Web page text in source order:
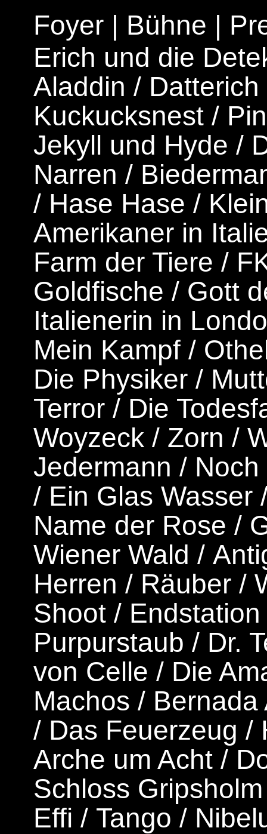
Foyer | Bühne |
Erich und die
Aladdin / Datterich
Kuckucksnest /
Jekyll und Hyde /
Narren/
/ Hase Hase /
Amerikaner in
Farm der Tiere /
Goldfische / Gott
Italienerin in
Mein Kampf /
Die Physiker /
Terror / Die
Woyzeck / Zorn /
Jedermann /
/ Ein Glas Wasser
Name der Rose /
Wiener Wald /
Herren / Räuber /
Shoot / Endstation
Purpurstaub / Dr.
von Celle / Die
Machos / Bernada
/ Das Feuerzeug /
Arche um Acht/
Schloss Gripsholm
Effi / Tango /